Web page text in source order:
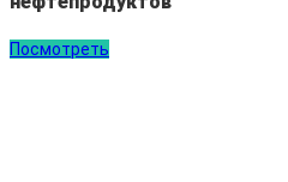
Посмотреть